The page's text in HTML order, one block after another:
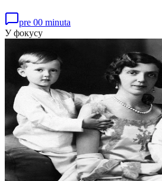
pre 00 minuta
У фокусу